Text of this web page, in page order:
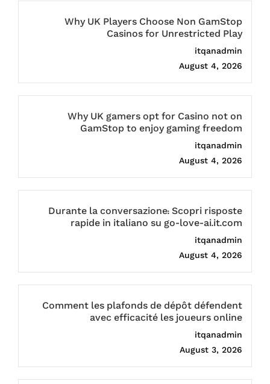
Why UK Players Choose Non GamStop
Casinos for Unrestricted Play
itqanadmin
August 4, 2026
Why UK gamers opt for Casino not on
GamStop to enjoy gaming freedom
itqanadmin
August 4, 2026
Durante la conversazione: Scopri risposte
rapide in italiano su go-love-ai.it.com
itqanadmin
August 4, 2026
Comment les plafonds de dépôt défendent
avec efficacité les joueurs online
itqanadmin
August 3, 2026